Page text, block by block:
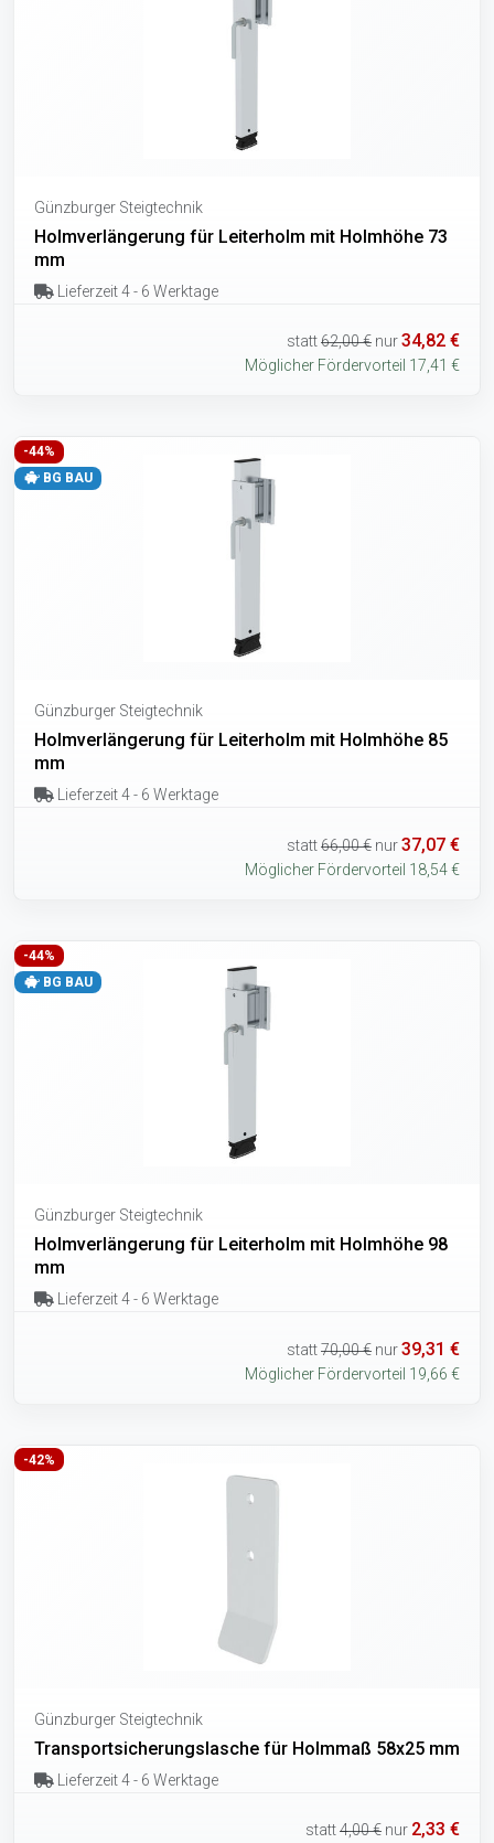
Günzburger Steigtechnik
Holmverlängerung für Leiterholm mit Holmhöhe 73
mm
Lieferzeit 4 - 6 Werktage
statt62,00 € nur34,82 €
Möglicher Fördervorteil 17,41 €
-44%
BG BAU
Günzburger Steigtechnik
Holmverlängerung für Leiterholm mit Holmhöhe 85
mm
Lieferzeit 4 - 6 Werktage
statt66,00 € nur37,07 €
Möglicher Fördervorteil 18,54 €
-44%
BG BAU
Günzburger Steigtechnik
Holmverlängerung für Leiterholm mit Holmhöhe 98
mm
Lieferzeit 4 - 6 Werktage
statt70,00 € nur39,31 €
Möglicher Fördervorteil 19,66 €
-42%
Günzburger Steigtechnik
Transportsicherungslasche für Holmmaß 58x25 mm
Lieferzeit 4 - 6 Werktage
statt4,00 € nur 2,33 €